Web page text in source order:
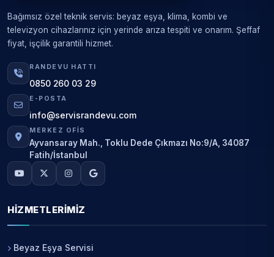
Bağımsız özel teknik servis: beyaz eşya, klima, kombi ve
televizyon cihazlarınız için yerinde arıza tespiti ve onarım. Şeffaf
fiyat, işçilik garantili hizmet.
RANDEVU HATTI
0850 260 03 29
E-POSTA
info@servisrandevu.com
MERKEZ OFIS
Ayvansaray Mah., Toklu Dede Çıkmazı No:9/A, 34087
Fatih/İstanbul
HIZMETLERIMIZ
Beyaz Eşya Servisi